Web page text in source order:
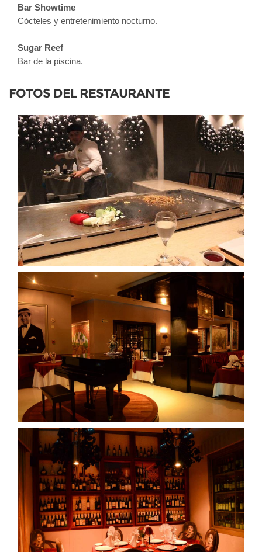
Bar Showtime
Cócteles y entretenimiento nocturno.
Sugar Reef
Bar de la piscina.
FOTOS DEL RESTAURANTE